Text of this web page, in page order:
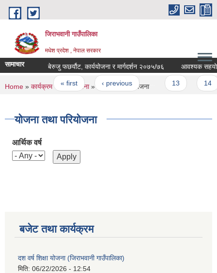
Skip to main content
जिराभवानी गाउँपालिका
मधेश प्रदेश , नेपाल सरकार
सामाचार बेरुजु फछर्यौट, कार्ययोजना र मार्गदर्शन २०७५/७६ आवश्यक सहयोग
Pages
« first ‹ previous …
You are here
Home » कार्यक्रम तथा परियोजना» योजना तथा परियोजना
योजना तथा परियोजना
आर्थिक वर्ष
बजेट तथा कार्यक्रम
दश वर्ष शिक्षा योजना (जिराभवानी गाउँपालिका)
मिति: 06/22/2026 - 12:54